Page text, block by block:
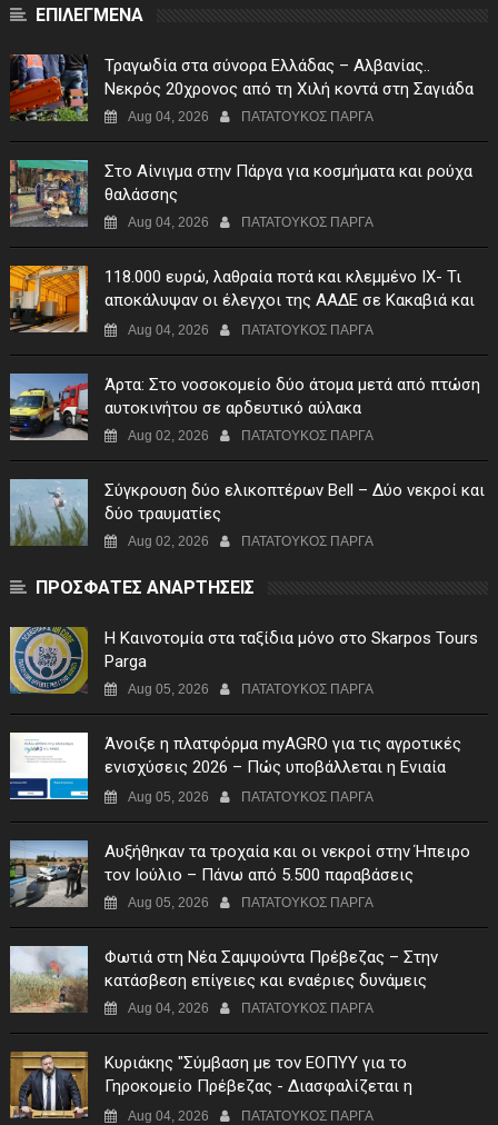
ΕΠΙΛΕΓΜΕΝΑ
Τραγωδία στα σύνορα Ελλάδας – Αλβανίας..
Νεκρός 20χρονος από τη Χιλή κοντά στη Σαγιάδα
Aug 04, 2026 ΠΑΤΑΤΟΥΚΟΣ ΠΑΡΓΑ
Στο Αίνιγμα στην Πάργα για κοσμήματα και ρούχα
θαλάσσης
Aug 04, 2026 ΠΑΤΑΤΟΥΚΟΣ ΠΑΡΓΑ
118.000 ευρώ, λαθραία ποτά και κλεμμένο ΙΧ- Τι
αποκάλυψαν οι έλεγχοι της ΑΑΔΕ σε Κακαβιά και
Μαυρομάτι
Aug 04, 2026 ΠΑΤΑΤΟΥΚΟΣ ΠΑΡΓΑ
Άρτα: Στο νοσοκομείο δύο άτομα μετά από πτώση
αυτοκινήτου σε αρδευτικό αύλακα
Aug 02, 2026 ΠΑΤΑΤΟΥΚΟΣ ΠΑΡΓΑ
Σύγκρουση δύο ελικοπτέρων Bell – Δύο νεκροί και
δύο τραυματίες
Aug 02, 2026 ΠΑΤΑΤΟΥΚΟΣ ΠΑΡΓΑ
ΠΡΟΣΦΑΤΕΣ ΑΝΑΡΤΗΣΕΙΣ
Η Καινοτομία στα ταξίδια μόνο στο Skarpos Tours
Parga
Aug 05, 2026 ΠΑΤΑΤΟΥΚΟΣ ΠΑΡΓΑ
Άνοιξε η πλατφόρμα myAGRO για τις αγροτικές
ενισχύσεις 2026 – Πώς υποβάλλεται η Ενιαία
Αίτηση Ενίσχυσης
Aug 05, 2026 ΠΑΤΑΤΟΥΚΟΣ ΠΑΡΓΑ
Αυξήθηκαν τα τροχαία και οι νεκροί στην Ήπειρο
τον Ιούλιο – Πάνω από 5.500 παραβάσεις
Aug 05, 2026 ΠΑΤΑΤΟΥΚΟΣ ΠΑΡΓΑ
Φωτιά στη Νέα Σαμψούντα Πρέβεζας – Στην
κατάσβεση επίγειες και εναέριες δυνάμεις
Aug 04, 2026 ΠΑΤΑΤΟΥΚΟΣ ΠΑΡΓΑ
Κυριάκης "Σύμβαση με τον ΕΟΠΥΥ για το
Γηροκομείο Πρέβεζας - Διασφαλίζεται η
χρηματοδότηση της λειτουργίας του"
Aug 04, 2026 ΠΑΤΑΤΟΥΚΟΣ ΠΑΡΓΑ